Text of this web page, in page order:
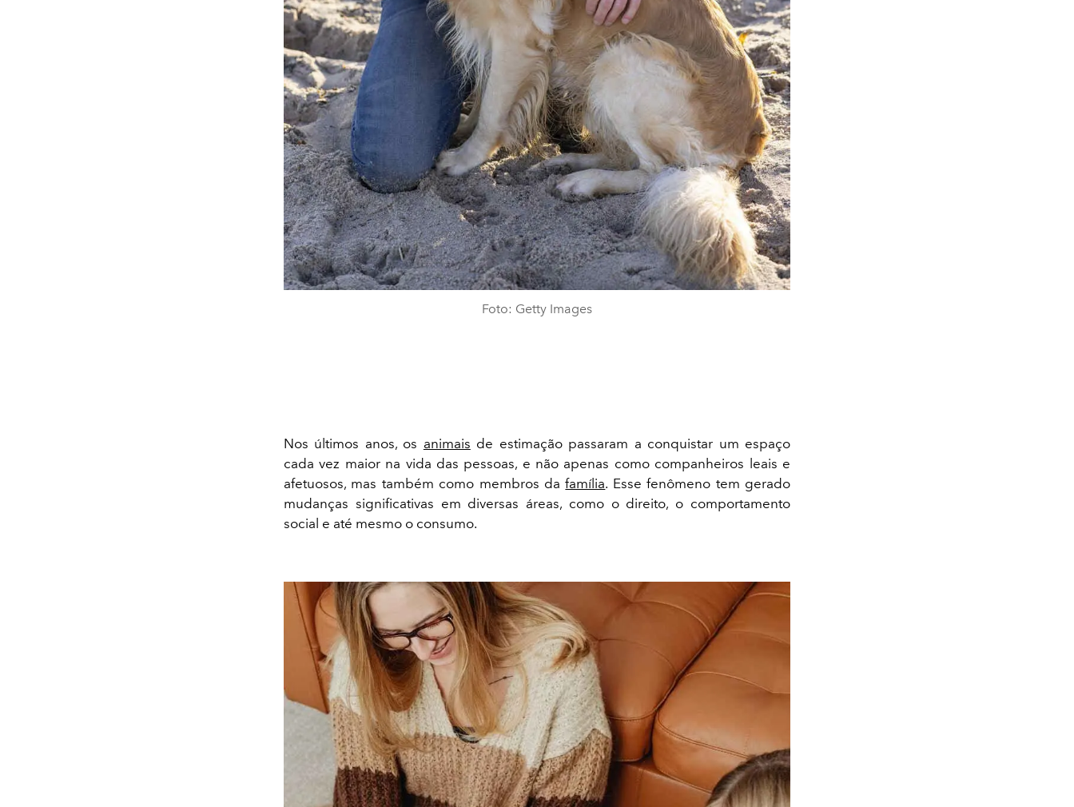
Foto: Getty Images
Nos últimos anos, os animais de estimação passaram a conquistar um espaço
cada vez maior na vida das pessoas, e não apenas como companheiros leais e
afetuosos, mas também como membros dafamília. Esse fenômeno tem gerado
mudanças significativas em diversas áreas, como o direito, o comportamento
social e até mesmo o consumo.